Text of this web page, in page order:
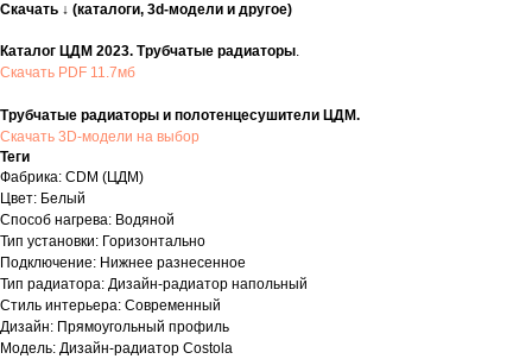
Скачать ↓ (каталоги, 3d-модели и другое)
Каталог ЦДМ 2023. Трубчатые радиаторы.
Скачать PDF 11.7мб
Трубчатые радиаторы и полотенцесушители ЦДМ.
Скачать 3D-модели на выбор
Теги
Фабрика: CDM (ЦДМ)
Цвет: Белый
Способ нагрева: Водяной
Тип установки: Горизонтально
Подключение: Нижнее разнесенное
Тип радиатора: Дизайн-радиатор напольный
Стиль интерьера: Современный
Дизайн: Прямоугольный профиль
Модель: Дизайн-радиатор Costola